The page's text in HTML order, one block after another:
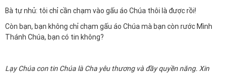
Bà tự nhủ: tôi chỉ cần chạm vào gấu áo Chúa thôi là được rồi!
Còn bạn, bạn không chỉ chạm gấu áo Chúa mà bạn còn rước Mình
Thánh Chúa, bạn có tin không?
Lạy Chúa con tin Chúa là Cha yêu thương và đầy quyền năng. Xin